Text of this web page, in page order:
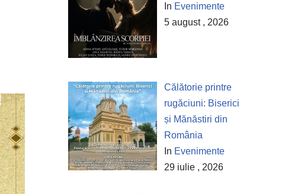
In Evenimente
5 august , 2026
Călătorie printre
rugăciuni: Biserici
și Mănăstiri din
România
In Evenimente
29 iulie , 2026